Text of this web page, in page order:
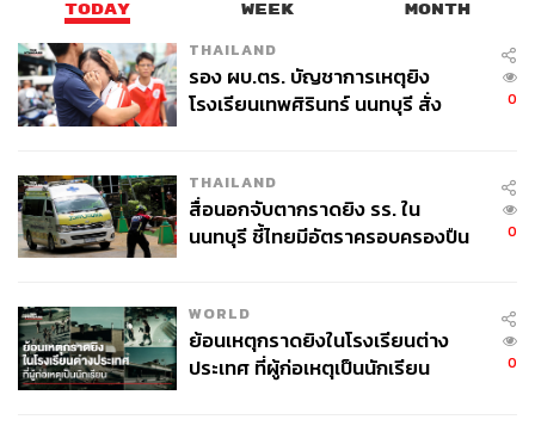
TODAY WEEK MONTH
THAILAND
รอง ผบ.ตร. บัญชาการเหตุยิง
โรงเรียนเทพศิรินทร์ นนทบุรี สั่ง
0
THAILAND
สื่อนอกจับตากราดยิง รร. ใน
นนทบุรี ชี้ไทยมีอัตราครอบครองปืน
0
WORLD
ย้อนเหตุกราดยิงในโรงเรียนต่าง
ประเทศ ที่ผู้ก่อเหตุเป็นนักเรียน
0